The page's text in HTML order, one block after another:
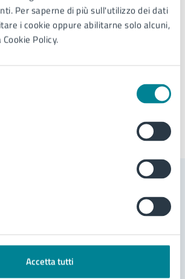
Per saperne di più sull'utilizzo dei dati
i cookie oppure abilitarne solo alcuni,
Policy.
Accetta tutti